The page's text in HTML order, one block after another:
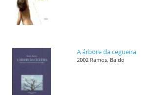
A árbore da cegueira
2002 Ramos, Baldo